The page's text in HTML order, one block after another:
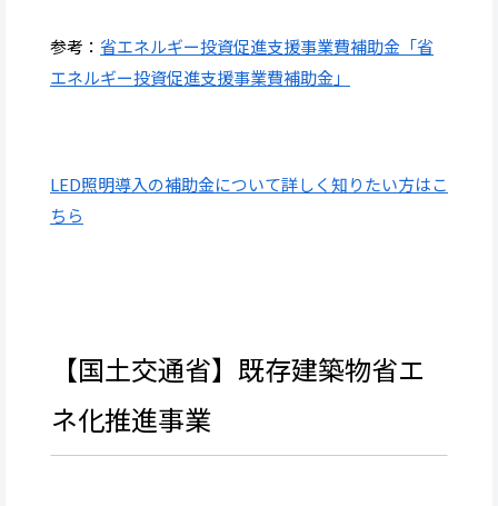
参考： 省エネルギー投資促進支援事業費補助金「省
エネルギー投資促進支援事業費補助金」
LED照明導入の補助金について詳しく知りたい方はこ
ち ら
【国土交通省】既存建築物省エ
ネ化推進事業